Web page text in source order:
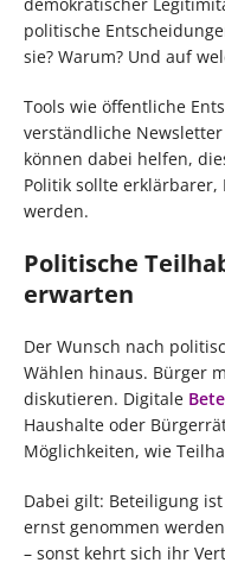
politische
sie? Warum? Und auf
Tools wie öffentliche
verständliche
können dabei helfen,
Politik sollte
werden.
Politische
erwarten
Der Wunsch nach
Wählen hinaus. Bürger
diskutieren. Digitale
Haushalte oder
Möglichkeiten, wie
Dabei gilt: Beteiligung
ernst genommen
– sonst kehrt sich ihr